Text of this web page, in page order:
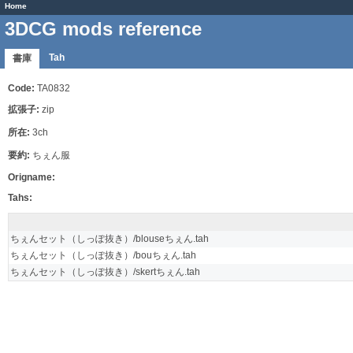
Home
3DCG mods reference
書庫 Tah
Code: TA0832
拡張子: zip
所在: 3ch
要約: ちぇん服
Origname:
Tahs:
ちぇんセット（しっぽ抜き）/blouseちぇん.tah
ちぇんセット（しっぽ抜き）/bouちぇん.tah
ちぇんセット（しっぽ抜き）/skertちぇん.tah